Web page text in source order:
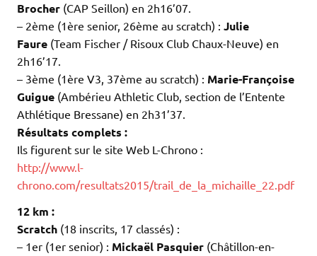
Brocher (CAP Seillon) en 2h16’07.
– 2ème (1ère senior, 26ème au scratch) : Julie
Faure (Team Fischer / Risoux Club Chaux-Neuve) en
2h16’17.
– 3ème (1ère V3, 37ème au scratch) : Marie-Françoise
Guigue (Ambérieu Athletic Club, section de l’Entente
Athlétique Bressane) en 2h31’37.
Résultats complets :
Ils figurent sur le site Web L-Chrono :
http://www.l-
chrono.com/resultats2015/trail_de_la_michaille_22.pdf
12 km :
Scratch (18 inscrits, 17 classés) :
– 1er (1er senior) : Mickaël Pasquier (Châtillon-en-